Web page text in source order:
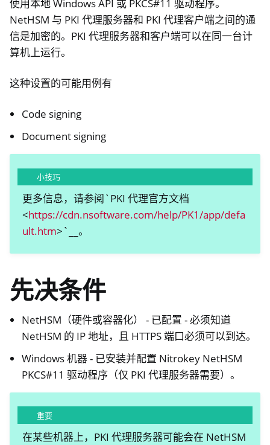
使用本地 Windows API 或 PKCS#11 驱动程序。
NetHSM 与 PKI 代理服务器和 PKI 代理客户端之间的通
信是加密的。PKI 代理服务器和客户端可以在同一台计
算机上运行。
这种设置的可能用例有
Code signing
Document signing
小技巧
更多信息，请参阅`PKI 代理官方文档
<https://cdn.nsoftware.com/help/PK1/app/defa
ult.htm>`__。
先决条件
NetHSM（硬件或容器化） - 已配置 - 必须知道
NetHSM 的 IP 地址，且 HTTPS 端口必须可以到达。
Windows 机器 - 已安装并配置 Nitrokey NetHSM
PKCS#11 驱动程序（仅 PKI 代理服务器需要）。
重要
在某些机器上，PKI 代理服务器可能会在 NetHSM